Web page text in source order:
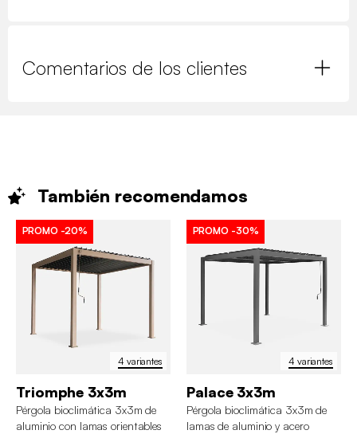
Comentarios de los clientes
También recomendamos
4 variantes
PROMO -20%
Triomphe 3x3m
Pérgola bioclimática 3x3m de
aluminio con lamas orientables
4 variantes
PROMO -30%
Palace 3x3m
Pérgola bioclimática 3x3m de
lamas de aluminio y acero